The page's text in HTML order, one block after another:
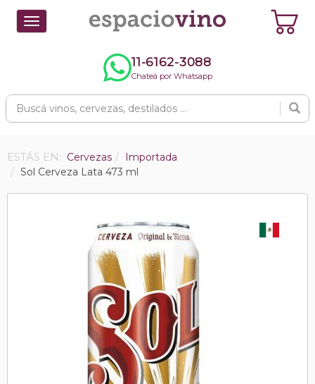
Toggle
navigation
11-6162-3088
Chateá por Whatsapp
ESTÁS EN: Cervezas
Importada
Sol Cerveza Lata 473 ml